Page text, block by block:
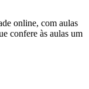
online, com aulas
confere às aulas um